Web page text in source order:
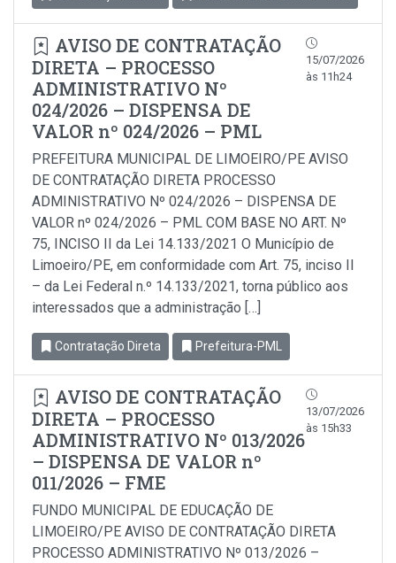
AVISO DE CONTRATAÇÃO
DIRETA – PROCESSO
ADMINISTRATIVO Nº
024/2026 – DISPENSA DE
VALOR nº 024/2026 – PML
15/07/2026
às 11h24
PREFEITURA MUNICIPAL DE LIMOEIRO/PE AVISO
DE CONTRATAÇÃO DIRETA PROCESSO
ADMINISTRATIVO Nº 024/2026 – DISPENSA DE
VALOR nº 024/2026 – PML COM BASE NO ART. Nº
75, INCISO II da Lei 14.133/2021 O Município de
Limoeiro/PE, em conformidade com Art. 75, inciso Il
– da Lei Federal n.º 14.133/2021, torna público aos
interessados que a administração […]
Contratação Direta Prefeitura-PML
AVISO DE CONTRATAÇÃO
DIRETA – PROCESSO
ADMINISTRATIVO Nº 013/2026
– DISPENSA DE VALOR nº
011/2026 – FME
13/07/2026
às 15h33
FUNDO MUNICIPAL DE EDUCAÇÃO DE
LIMOEIRO/PE AVISO DE CONTRATAÇÃO DIRETA
PROCESSO ADMINISTRATIVO Nº 013/2026 –